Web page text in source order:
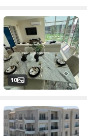
10